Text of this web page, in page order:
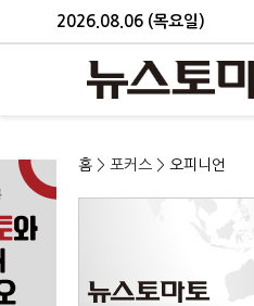
2026.08.06 (목요일)
홈 > 포커스 > 오피니언